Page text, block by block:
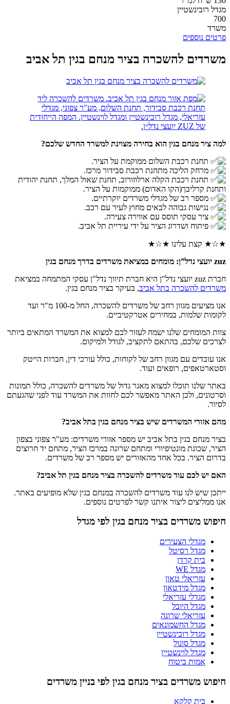
מגדל רובינשטיין
700
משרד
פרטים נוספים
משרדים להשכרה בציר מנחם בגין תל אביב
למה ציר מנחם בגין הוא בחירה מצוינת למשרד החדש שלכם?
תחנת רכבת השלום ממוקמת על הציר.
מרחק הליכה מתחנת רכבת סבידור מרכז.
תחנת רכבת הקלה ארלוזורוב, תחנת שאול המלך, תחנת יהודית
ותחנת קרליבך(הקו האדום) ממוקמות על הציר.
מספר רב של מגדלי משרדים יוקרתיים.
נגישות גבוהה לבאים מחוץ לעיר עם רכב.
ציר עסקי תוסס עם אווירה צעירה.
פיתוח ושדרוג הציר על ידי עיריית תל אביב.
★☆★ קצת עלינו ★☆★
zuz יועצי נדל”ן: מומחים במציאת משרדים בדרך מנחם בגין
חברת zuz יועצי נדל"ן היא חברת תיווך נדל"ן עסקי המתמחה במציאת
משרדים להשכרה בתל אביב, בעיקר בציר מנחם בגין.
אנו מציעים מגוון רחב של משרדים להשכרה, החל מ-100 מ"ר ועד
לקומות שלמות, במחירים אטרקטיביים.
צוות המומחים שלנו ישמח לעזור לכם למצוא את המשרד המתאים ביותר
לצרכים שלכם, בהתאם לתקציב, לגודל ולמיקום.
אנו עובדים עם מגוון רחב של לקוחות, כולל עורכי דין, חברות הייטק
וסטארטאפים, רופאים ועוד.
באתר שלנו תוכלו למצוא מאגר גדול של משרדים להשכרה, כולל תמונות
וסרטונים, ולכן האתר מאפשר לכם לחוות את המשרד עוד לפני שהגעתם
לסיור.
מהם אזורי המשרדים שיש בציר מנחם בגין בתל אביב?
בציר מנחם בגין בתל אביב יש מספר אזורי משרדים: מע"ר צפוני בצפון
הציר, שכונת מונטיפיורי ומתחם שרונה במרכז הציר, מתחם יד חרוצים
בדרום הציר. בכל אחד מהאזורים יש מספר רב של משרדים.
האם יש לכם עוד משרדים להשכרה בציר מנחם בגין תל אביב?
ייתכן שיש לנו עוד משרדים להשכרה במנחם בגין שלא מופיעים באתר.
אנו ממליצים ליצור איתנו קשר לפרטים נוספים.
חיפוש משרדים בציר מנחם בגין לפי מגדל
מגדלי הצעירים
מגדל רסיטל
בית קרדן
מגדל WE
עזריאלי טאון
מגדל מידטאון
מגדלי עזריאלי
מגדל היובל
עזריאלי שרונה
מגדל החשמונאים
מגדל רובינשטיין
מגדל סונול
מגדל לוינשטיין
אמות ביטוח
חיפוש משרדים בציר מנחם בגין לפי בניין משרדים
בית קלקא